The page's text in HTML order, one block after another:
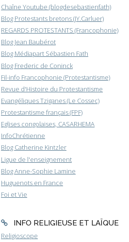
Chaîne Youtube (blogdesebastienfath)
Blog Protestants bretons (JY.Carluer)
REGARDS PROTESTANTS (Francophonie)
Blog Jean Baubérot
Blog Médiapart Sébastien Fath
Blog Frederic de Coninck
Fil-info Francophonie (Protestantisme)
Revue d'Histoire du Protestantisme
Evangéliques Tziganes (Le Cossec)
Protestantisme français (FPF)
Eglises congolaises, CASARHEMA
InfoChrétienne
Blog Catherine Kintzler
Ligue de l'enseignement
Blog Anne-Sophie Lamine
Huguenots en France
Foi et Vie
INFO RELIGIEUSE ET LAÏQUE
Religioscope